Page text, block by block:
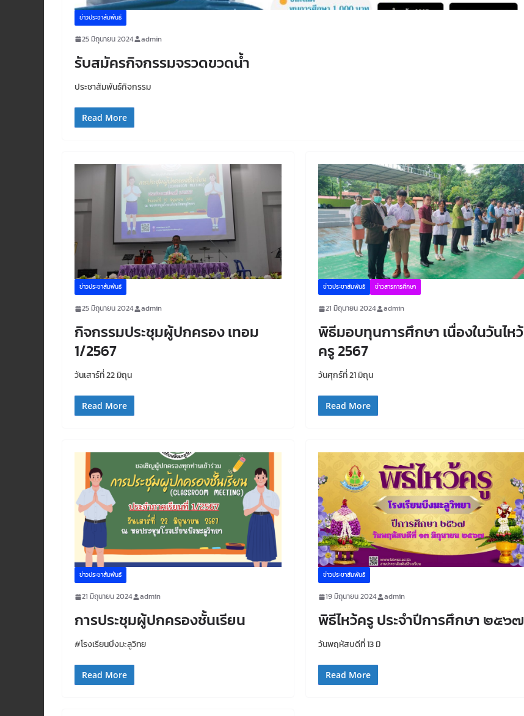
ข่าวประชาสัมพันธ์
25 มิถุนายน 2024 admin
รับสมัครกิจกรรมจรวดขวดน้ำ
ประชาสัมพันธ์กิจกรรม
Read More
ข่าวประชาสัมพันธ์
25 มิถุนายน 2024 admin
กิจกรรมประชุมผู้ปกครอง เทอม
1/2567
วันเสาร์ที่ 22 มิถุน
Read More
ข่าวประชาสัมพันธ์ ข่าวสารการศึกษา
21 มิถุนายน 2024 admin
พิธีมอบทุนการศึกษา เนื่องในวันไหว้
ครู 2567
วันศุกร์ที่ 21 มิถุน
Read More
ข่าวประชาสัมพันธ์
21 มิถุนายน 2024 admin
การประชุมผู้ปกครองชั้นเรียน
#โรงเรียนบึงมะลูวิทย
Read More
ข่าวประชาสัมพันธ์
19 มิถุนายน 2024 admin
พิธีไหว้ครู ประจำปีการศึกษา ๒๕๖๗
วันพฤหัสบดีที่ 13 มิ
Read More